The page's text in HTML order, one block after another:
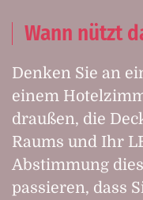
Wann nützt
Denken Sie an
einem
draußen, die
Raums und Ihr
Abstimmung
passieren, dass